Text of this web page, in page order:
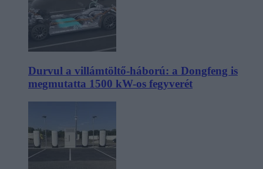
Durvul a villámtöltő-háború: a Dongfeng is
megmutatta 1500 kW-os fegyverét